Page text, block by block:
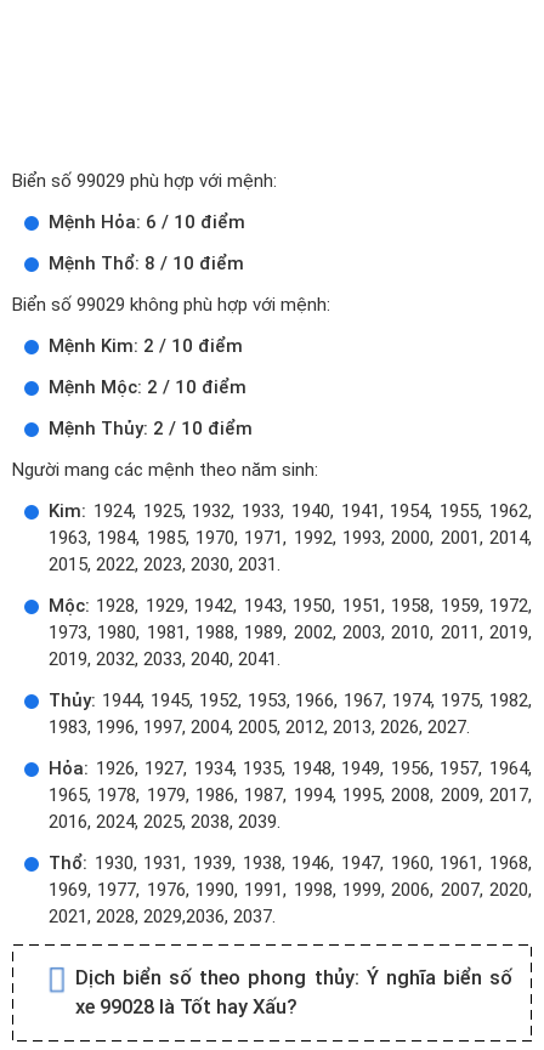
Biển số 99029 phù hợp với mệnh:
Mệnh Hỏa: 6 / 10 điểm
Mệnh Thổ: 8 / 10 điểm
Biển số 99029 không phù hợp với mệnh:
Mệnh Kim: 2 / 10 điểm
Mệnh Mộc: 2 / 10 điểm
Mệnh Thủy: 2 / 10 điểm
Người mang các mệnh theo năm sinh:
Kim: 1924, 1925, 1932, 1933, 1940, 1941, 1954, 1955, 1962,
1963, 1984, 1985, 1970, 1971, 1992, 1993, 2000, 2001, 2014,
2015, 2022, 2023, 2030, 2031.
Mộc: 1928, 1929, 1942, 1943, 1950, 1951, 1958, 1959, 1972,
1973, 1980, 1981, 1988, 1989, 2002, 2003, 2010, 2011, 2019,
2019, 2032, 2033, 2040, 2041.
Thủy: 1944, 1945, 1952, 1953, 1966, 1967, 1974, 1975, 1982,
1983, 1996, 1997, 2004, 2005, 2012, 2013, 2026, 2027.
Hỏa: 1926, 1927, 1934, 1935, 1948, 1949, 1956, 1957, 1964,
1965, 1978, 1979, 1986, 1987, 1994, 1995, 2008, 2009, 2017,
2016, 2024, 2025, 2038, 2039.
Thổ: 1930, 1931, 1939, 1938, 1946, 1947, 1960, 1961, 1968,
1969, 1977, 1976, 1990, 1991, 1998, 1999, 2006, 2007, 2020,
2021, 2028, 2029,2036, 2037.
Dịch biển số theo phong thủy: Ý nghĩa biển số
xe 99028 là Tốt hay Xấu?